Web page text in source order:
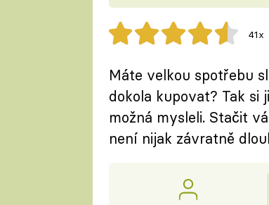
41x
Máte velkou spotřebu
dokola kupovat? Tak si
možná mysleli. Stačit
není nijak závratně